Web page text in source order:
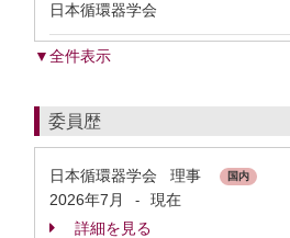
日本循環器学会
▼全件表示
委員歴
日本循環器学会 理事 国内
2026年7月 -
現在
詳細を見る